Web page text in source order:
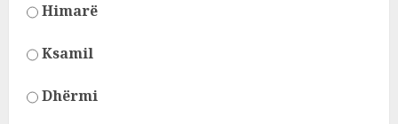
Himarë
Ksamil
Dhërmi